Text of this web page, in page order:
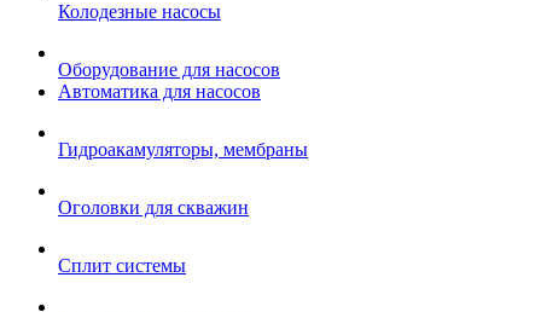
Колодезные насосы
Оборудование для насосов
Автоматика для насосов
Гидроакамуляторы, мембраны
Оголовки для скважин
Сплит системы